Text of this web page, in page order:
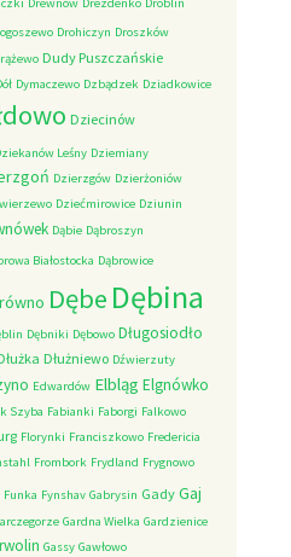
Drohiczyn Droszków
Dudy Puszczańskie
Dymaczewo Dzbądzek Dziadkowice
Dziecinów
Leśny Dziemiany
Dzierzgów Dzierżoniów
Dziećmirowice Dziunin
Dąbie Dąbroszyn
Białostocka Dąbrowice
Dębe Dębina
Dębniki Dębowo Długosiodło
Dłużniewo Dźwierzuty
Edwardów Elbląg Elgnówko
Szyba Fabianki Faborgi Falkowo
Florynki Franciszkowo Fredericia
Frombork Frydland Frygnowo
Funka Fynshav Gabrysin Gady Gaj
Gardna Wielka Gardzienice
Gassy Gawłowo